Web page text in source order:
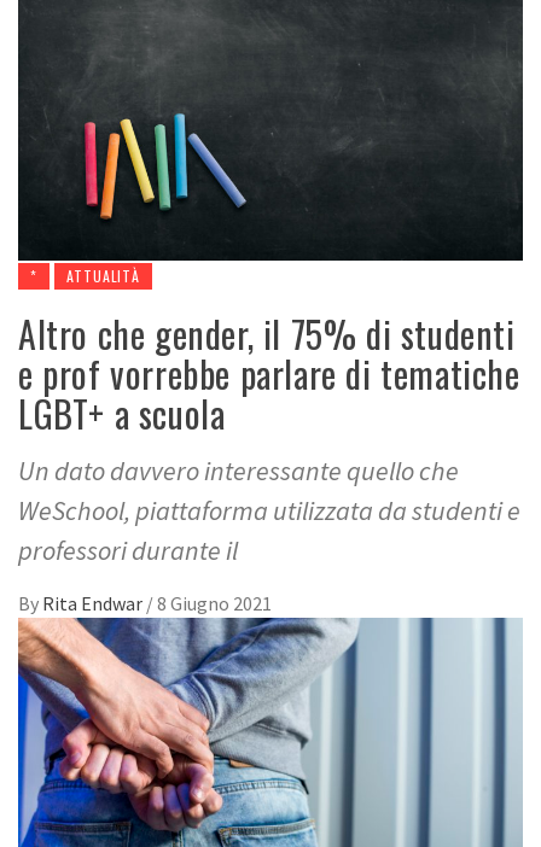
* ATTUALITÀ
Altro che gender, il 75% di studenti
e prof vorrebbe parlare di tematiche
LGBT+ a scuola
Un dato davvero interessante quello che
WeSchool, piattaforma utilizzata da studenti e
professori durante il
By Rita Endwar /8 Giugno 2021